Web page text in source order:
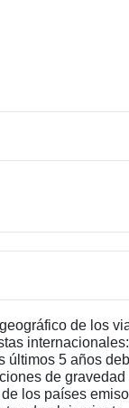
de los
últimos 5 años
de gravedad
los países